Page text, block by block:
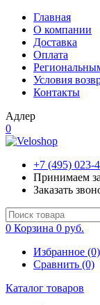
Главная
О компании
Доставка
Оплата
Условия
Контакты
Адлер
0
+7 (495) 023-
Принимаем
Заказать
0 Корзина 0 руб.
Избранное (0)
Сравнить (0)
Каталог товаров